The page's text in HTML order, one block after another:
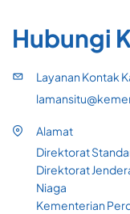
Hubungi
Layanan Kontak
Alamat
Direktorat
Direktorat
Niaga
Kementerian